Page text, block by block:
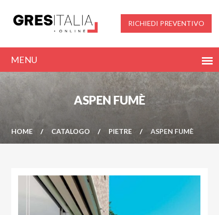
RICHIEDI PREVENTIVO
ASPEN FUMÈ
HOME CATALOGO PIETRE ASPEN FUMÈ